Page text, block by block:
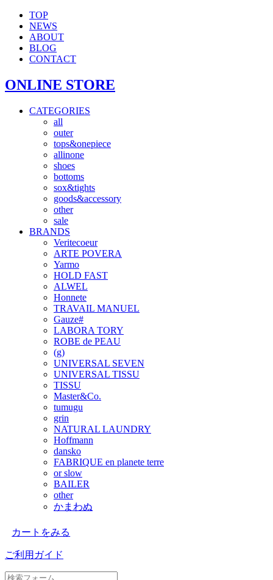
TOP
NEWS
ABOUT
BLOG
CONTACT
ONLINE STORE
CATEGORIES
all
outer
tops&onepiece
allinone
shoes
bottoms
sox&tights
goods&accessory
other
sale
BRANDS
Veritecoeur
ARTE POVERA
Yarmo
HOLD FAST
ALWEL
Honnete
TRAVAIL MANUEL
Gauze#
LABORA TORY
ROBE de PEAU
(g)
UNIVERSAL SEVEN
UNIVERSAL TISSU
TISSU
Master&Co.
tumugu
grin
NATURAL LAUNDRY
Hoffmann
dansko
FABRIQUE en planete terre
or slow
BAILER
other
かまわぬ
カートをみる
ご利用ガイド